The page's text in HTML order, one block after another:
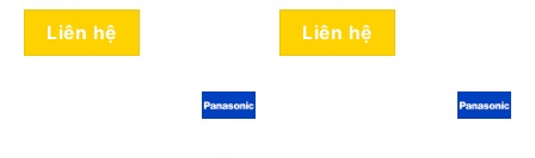
Liên hệ Liên hệ